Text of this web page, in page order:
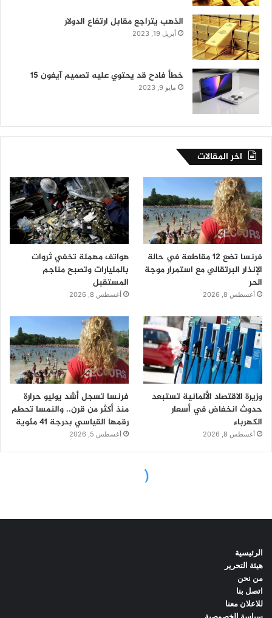
الرئيسية
هيئة التحرير
من نحن
اتصل بنا
للاعلان معنا
سياسة الخصوصية